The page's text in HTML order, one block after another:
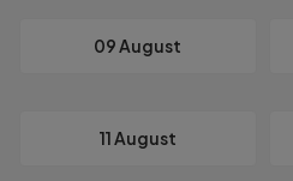
09 August
11 August